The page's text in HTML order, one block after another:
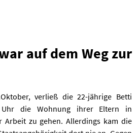
auf dem Weg zur
verließ die 22-jährige Betti
Uhr die Wohnung ihrer Eltern in
Arbeit zu gehen. Allerdings kam die